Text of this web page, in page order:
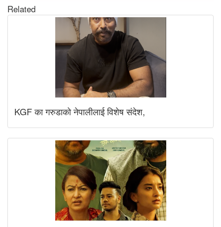
Related
KGF का गरुडाको नेपालीलाई विशेष संदेश,